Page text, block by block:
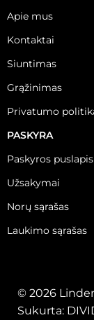
Apie mus
Kontaktai
Siuntimas
Grąžinimas
Privatumo
PASKYRA
Paskyros puslapis
Užsakymai
Norų sąrašas
Laukimo sąrašas
© 2026
Sukurta: